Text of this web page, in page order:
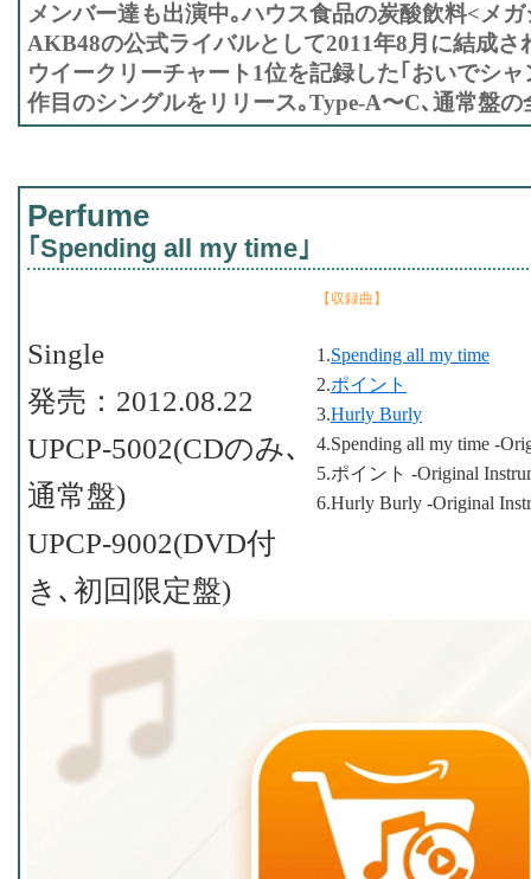
メンバー達も出演中｡ハウス食品の炭酸飲料<メ
AKB48の公式ライバルとして2011年8月に結成さ
ウイークリーチャート1位を記録した｢おいでシ
作目のシングルをリリース｡Type-A〜C､通常盤の
Perfume
｢Spending all my time｣
【収録曲】
1.Spending all my time
2.ポイント
3.Hurly Burly
4.Spending all my time -
5.ポイント -Original
6.Hurly Burly -Original
Single
発売：2012.08.22
UPCP-5002(CDのみ､
通常盤)
UPCP-9002(DVD付
き､初回限定盤)